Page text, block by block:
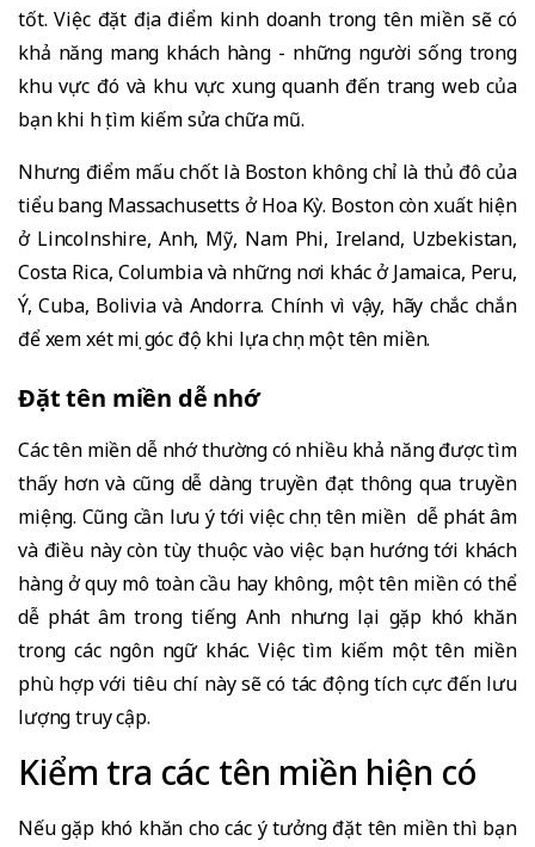
tốt. Việc đặt địa điểm kinh doanh trong tên miền sẽ có
khả năng mang khách hàng - những người sống trong
khu vực đó và khu vực xung quanh đến trang web của
bạn khi họ tìm kiếm sửa chữa mũ.
Nhưng điểm mấu chốt là Boston không chỉ là thủ đô của
tiểu bang Massachusetts ở Hoa Kỳ. Boston còn xuất hiện
ở Lincolnshire, Anh, Mỹ, Nam Phi, Ireland, Uzbekistan,
Costa Rica, Columbia và những nơi khác ở Jamaica, Peru,
Ý, Cuba, Bolivia và Andorra. Chính vì vậy, hãy chắc chắn
để xem xét mọi góc độ khi lựa chọn một tên miền.
Đặt tên miền dễ nhớ
Các tên miền dễ nhớ thường có nhiều khả năng được tìm
thấy hơn và cũng dễ dàng truyền đạt thông qua truyền
miệng. Cũng cần lưu ý tới việc chọn tên miền dễ phát âm
và điều này còn tùy thuộc vào việc bạn hướng tới khách
hàng ở quy mô toàn cầu hay không, một tên miền có thể
dễ phát âm trong tiếng Anh nhưng lại gặp khó khăn
trong các ngôn ngữ khác. Việc tìm kiếm một tên miền
phù hợp với tiêu chí này sẽ có tác động tích cực đến lưu
lượng truy cập.
Kiểm tra các tên miền hiện có
Nếu gặp khó khăn cho các ý tưởng đặt tên miền thì bạn